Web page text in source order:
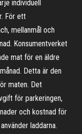
individuell
För ett
mellanmål och
Konsumentverket
mat för en äldre
Detta är den
maten. Det
för parkeringen,
och kostnad för
laddarna.